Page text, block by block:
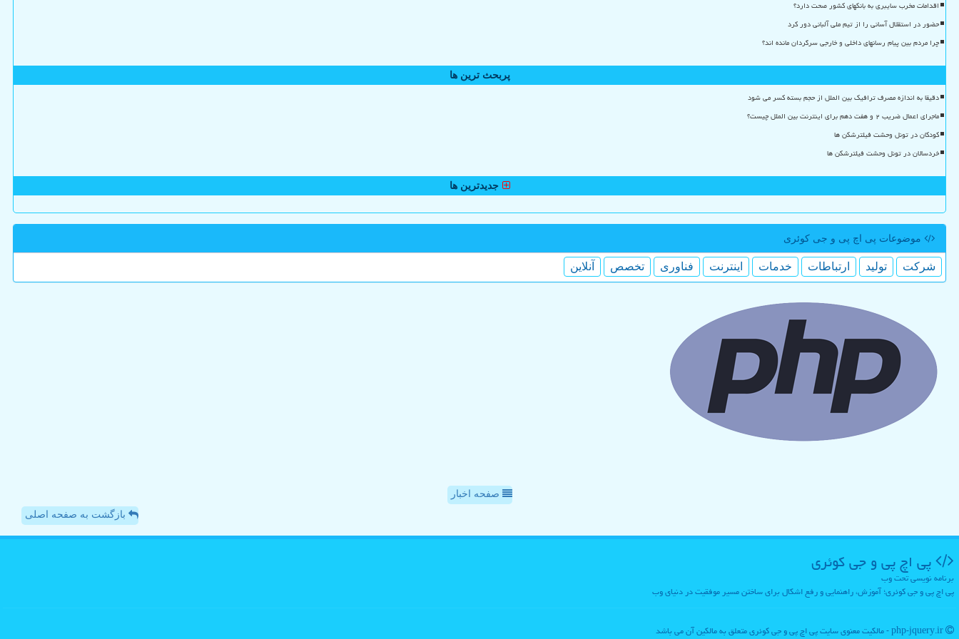
اقدامات مخرب سایبری به بانکهای کشور صحت دارد؟
حضور در استقلال آسانی را از تیم ملی آلبانی دور کرد
چرا مردم بین پیام رسانهای داخلی و خارجی سرگردان مانده اند؟
پربحث ترین ها
دقیقا به اندازه مصرف ترافیک بین الملل از حجم بسته کسر می شود
ماجرای اعمال ضریب ۲ و هفت دهم برای اینترنت بین الملل چیست؟
کودکان در تونل وحشت فیلترشکن ها
خردسالان در تونل وحشت فیلترشکن ها
جدیدترین ها
موضوعات پی اچ پی و جی كوئری
شركت تولید ارتباطات خدمات اینترنت فناوری تخصص آنلاین
صفحه اخبار
بازگشت به صفحه اصلی
پی اچ پی و جی كوئری
برنامه نویسی تحت وب
پی اچ پی و جی کوئری؛ آموزش، راهنمایی و رفع اشکال برای ساختن مسیر موفقیت در دنیای وب